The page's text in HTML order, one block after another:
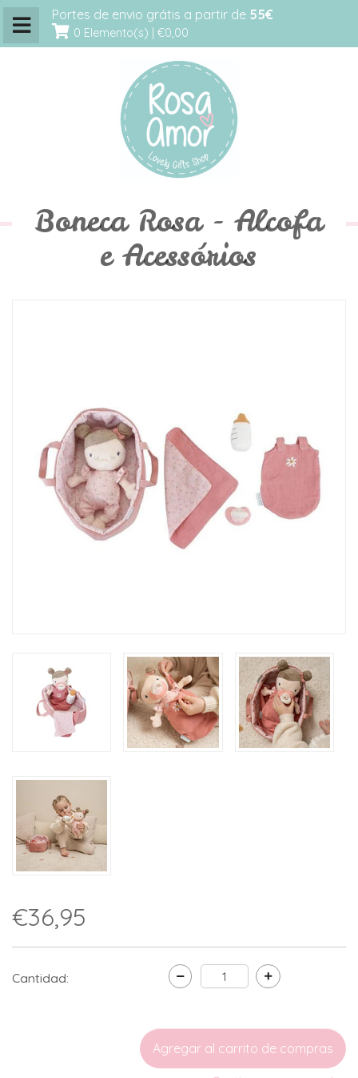
Portes de envio grátis a partir de 55€
0 Elemento(s) | €0,00
Boneca Rosa - Alcofa
e Acessórios
€36,95
Cantidad: